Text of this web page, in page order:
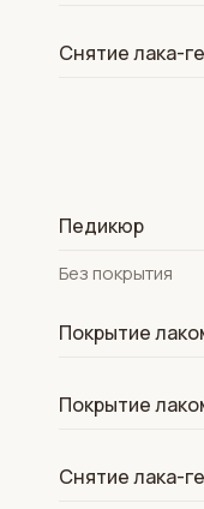
Снятие лака-
Педикюр
Без покрытия
Покрытие
Покрытие
Снятие лака-